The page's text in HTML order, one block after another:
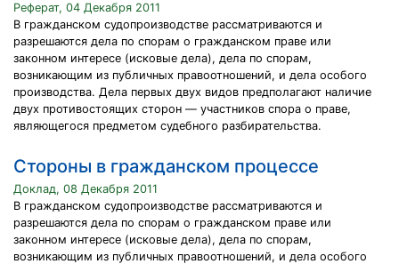
Реферат, 04 Декабря 2011
В гражданском судопроизводстве рассматриваются и
разрешаются дела по спорам о гражданском праве или
законном интересе (исковые дела), дела по спорам,
возникающим из публичных правоотношений, и дела особого
производства. Дела первых двух видов предполагают наличие
двух противостоящих сторон — участников спора о праве,
являющегося предметом судебного разбирательства.
Стороны в гражданском процессе
Доклад, 08 Декабря 2011
В гражданском судопроизводстве рассматриваются и
разрешаются дела по спорам о гражданском праве или
законном интересе (исковые дела), дела по спорам,
возникающим из публичных правоотношений, и дела особого